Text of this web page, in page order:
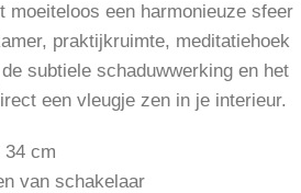
moeiteloos een harmonieuze sfeer
praktijkruimte, meditatiehoek
subtiele schaduwwerking en het
een vleugje zen in je interieur.
34 cm
van schakelaar